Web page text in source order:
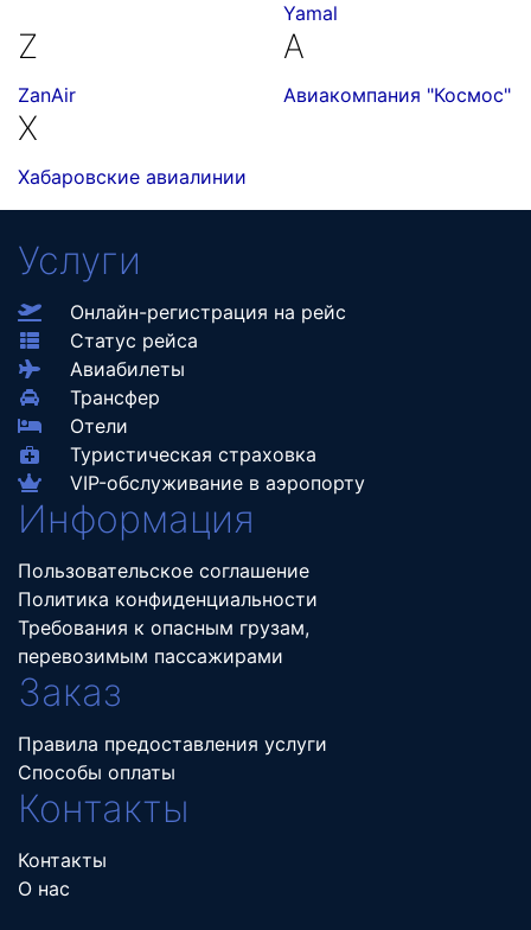
Yamal
Z
ZanAir
А
Авиакомпания "Космос"
Х
Хабаровские авиалинии
Услуги
Онлайн-регистрация на рейс
Статус рейса
Авиабилеты
Трансфер
Отели
Туристическая страховка
VIP-обслуживание в аэропорту
Информация
Пользовательское соглашение
Политика конфиденциальности
Требования к опасным грузам,
перевозимым пассажирами
Заказ
Правила предоставления услуги
Способы оплаты
Контакты
Контакты
О нас